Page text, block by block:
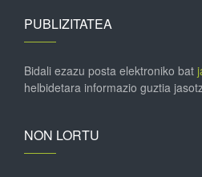
PUBLIZITATEA
Bidali ezazu posta elektroniko bat
helbidetara informazio guztia
NON LORTU